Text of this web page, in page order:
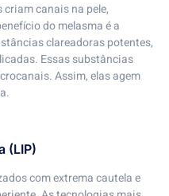
canais na pele,
do melasma é a
clareadoras potentes,
Essas substâncias
Assim, elas agem
(LIP)
com extrema cautela e